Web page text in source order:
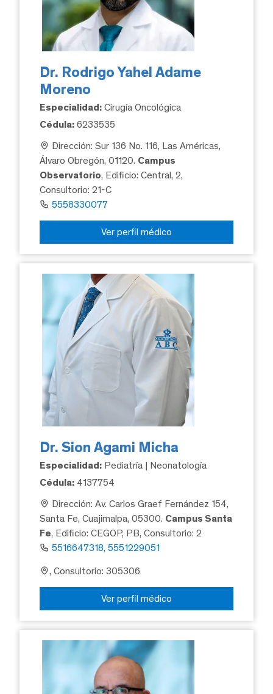
Dr. Rodrigo Yahel Adame
Moreno
Especialidad: Cirugía Oncológica
Cédula: 6233535
Dirección: Sur 136 No. 116, Las Américas,
Álvaro Obregón, 01120. Campus
Observatorio, Edificio: Central, 2,
Consultorio: 21-C
5558330077
Ver perfil médico
Dr. Sion Agami Micha
Especialidad: Pediatría | Neonatología
Cédula: 4137754
Dirección: Av. Carlos Graef Fernández 154,
Santa Fe, Cuajimalpa, 05300. Campus Santa
Fe, Edificio: CEGOP, PB, Consultorio: 2
5516647318, 5551229051
, Consultorio: 305306
Ver perfil médico